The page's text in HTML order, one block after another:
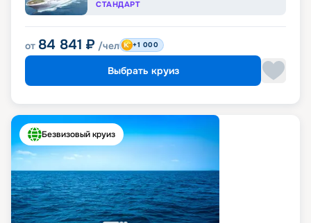
СТАНДАРТ
от 84 841 ₽ /чел +1 000
Выбрать круиз
Безвизовый круиз